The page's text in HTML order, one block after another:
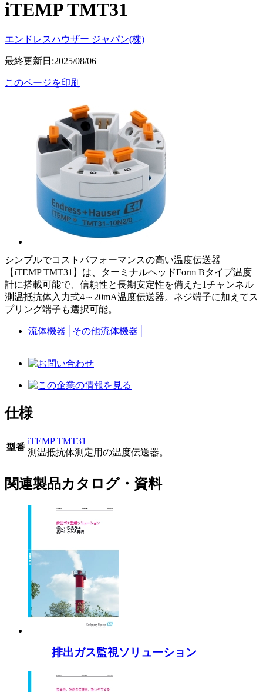
iTEMP TMT31
エンドレスハウザー ジャパン(株)
最終更新日:2025/08/06
このページを印刷
シンプルでコストパフォーマンスの高い温度伝送器
【iTEMP TMT31】は、ターミナルヘッドForm Bタイプ温度
計に搭載可能で、信頼性と長期安定性を備えた1チャンネル
測温抵抗体入力式4～20mA温度伝送器。ネジ端子に加えてス
プリング端子も選択可能。
流体機器 その他流体機器
仕様
型番
iTEMP TMT31
測温抵抗体測定用の温度伝送器。
関連製品カタログ・資料
排出ガス監視ソリューション